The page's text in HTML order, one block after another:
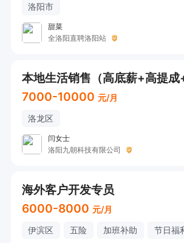
洛阳市
甜菜
全洛阳直聘洛阳站
本地生活销售（高底薪+高提成
7000-10000 元/月
洛龙区
闫女士
洛阳九朝科技有限公司
海外客户开发专员
6000-8000 元/月
伊滨区 五险 加班补助 节日福